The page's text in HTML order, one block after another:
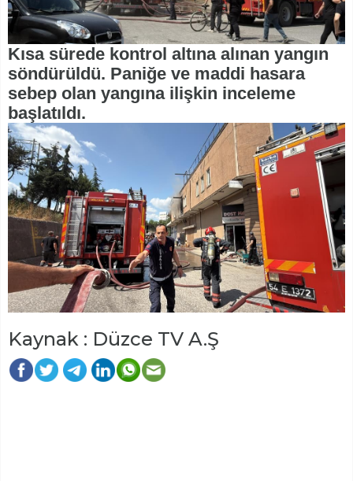
Kısa sürede kontrol altına alınan yangın
söndürüldü. Paniğe ve maddi hasara
sebep olan yangına ilişkin inceleme
başlatıldı.
Kaynak : Düzce TV A.Ş